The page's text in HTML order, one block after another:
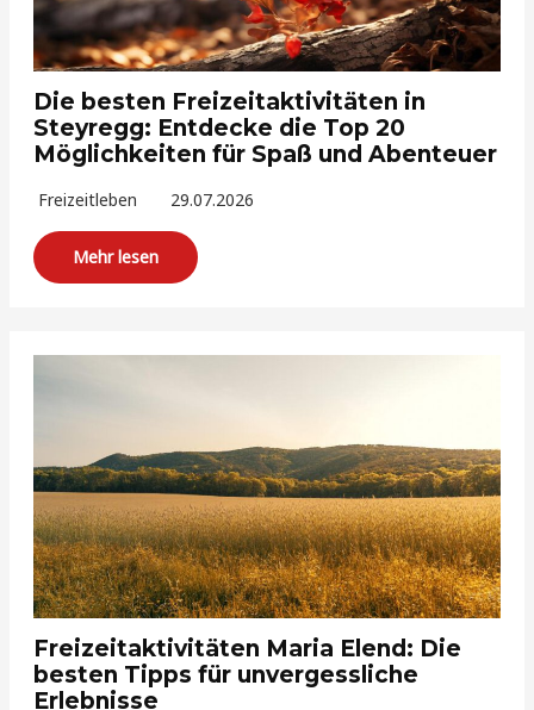
Die besten Freizeitaktivitäten in
Steyregg: Entdecke die Top 20
Möglichkeiten für Spaß und Abenteuer
Freizeitleben 29.07.2026
Mehr lesen
Freizeitaktivitäten Maria Elend: Die
besten Tipps für unvergessliche
Erlebnisse